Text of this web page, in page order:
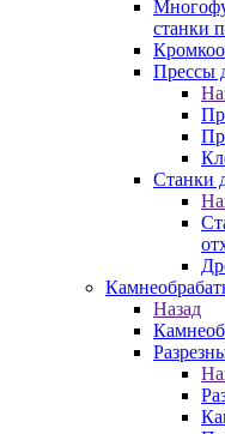
станки
Прессы
Станки
Назад